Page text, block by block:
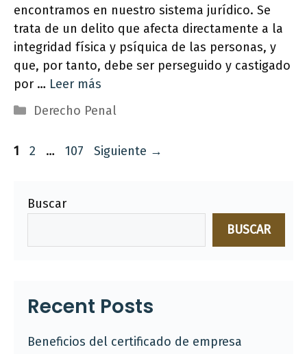
encontramos en nuestro sistema jurídico. Se
trata de un delito que afecta directamente a la
integridad física y psíquica de las personas, y
que, por tanto, debe ser perseguido y castigado
por … Leer más
Categorías
Derecho Penal
Página
1 Página
2 … Página
107 Siguiente →
Buscar
BUSCAR
Recent Posts
Beneficios del certificado de empresa